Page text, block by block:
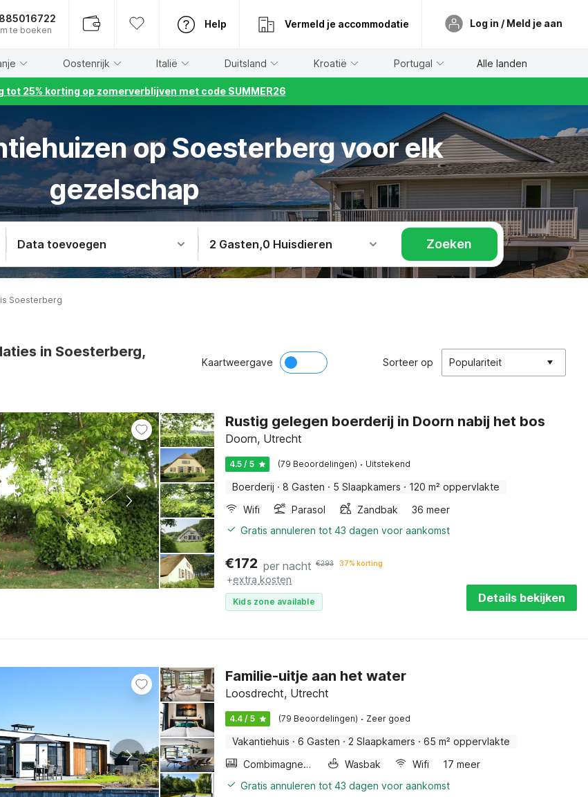
te boeken
Help Vermeld je accommodatie Log in / Meld je aan
Oostenrijk Italië Duitsland Kroatië Portugal Alle landen
tot 25% korting op zomerverblijven met code SUMMER26
op Soesterberg voor elk
gezelschap
Data toevoegen 2 Gasten,0 Huisdieren Zoeken
Soesterberg
in Soesterberg,
Kaartweergave Sorteer op Populariteit
Rustig gelegen boerderij in Doorn nabij het bos
Doorn, Utrecht
4.5 / 5 (79 Beoordelingen) · Uitstekend
Boerderij · 8 Gasten · 5 Slaapkamers · 120 m² oppervlakte
Wifi
Parasol Zandbak
36 meer
Gratis annuleren tot 43 dagen voor aankomst
€172 per nacht €293 37% korting
+extra kosten
Kids zone available Details bekijken
Familie-uitje aan het water
Loosdrecht, Utrecht
4.4 / 5 (79 Beoordelingen) · Zeer goed
Vakantiehuis · 6 Gasten · 2 Slaapkamers · 65 m² oppervlakte
Combimagnetron
Wasbak Wifi
17 meer
Gratis annuleren tot 43 dagen voor aankomst